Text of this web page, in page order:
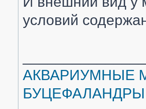
условий
АКВАРИУМНЫЕ
БУЦЕФАЛАНДРЫ